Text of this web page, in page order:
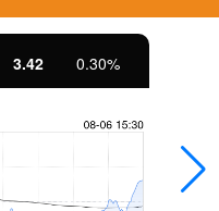
3.42 0.30%